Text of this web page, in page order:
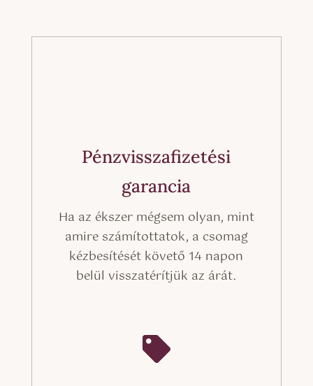
Pénzvisszafizetési
garancia
Ha az ékszer mégsem olyan, mint
amire számítottatok, a csomag
kézbesítését követő 14 napon
belül visszatérítjük az árát.
